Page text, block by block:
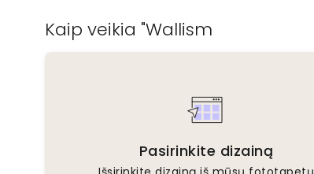
Kaip veikia "Wallism
Pasirinkite dizainą